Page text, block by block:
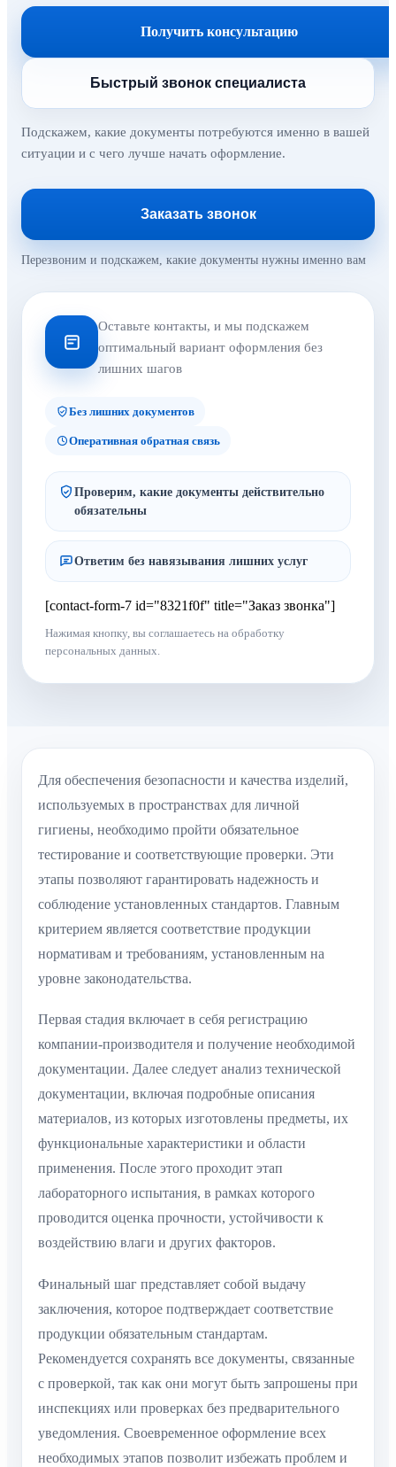
Получить консультацию
Быстрый звонок специалиста
Подскажем, какие документы потребуются именно в вашей
ситуации и с чего лучше начать оформление.
Заказать звонок
Перезвоним и подскажем, какие документы нужны именно вам
Оставьте контакты, и мы подскажем
оптимальный вариант оформления без
лишних шагов
Без лишних документов
Оперативная обратная связь
Проверим, какие документы действительно
обязательны
Ответим без навязывания лишних услуг
[contact-form-7 id="8321f0f" title="Заказ звонка"]
Нажимая кнопку, вы соглашаетесь на обработку
персональных данных.
Для обеспечения безопасности и качества изделий,
используемых в пространствах для личной
гигиены, необходимо пройти обязательное
тестирование и соответствующие проверки. Эти
этапы позволяют гарантировать надежность и
соблюдение установленных стандартов. Главным
критерием является соответствие продукции
нормативам и требованиям, установленным на
уровне законодательства.
Первая стадия включает в себя регистрацию
компании-производителя и получение необходимой
документации. Далее следует анализ технической
документации, включая подробные описания
материалов, из которых изготовлены предметы, их
функциональные характеристики и области
применения. После этого проходит этап
лабораторного испытания, в рамках которого
проводится оценка прочности, устойчивости к
воздействию влаги и других факторов.
Финальный шаг представляет собой выдачу
заключения, которое подтверждает соответствие
продукции обязательным стандартам.
Рекомендуется сохранять все документы, связанные
с проверкой, так как они могут быть запрошены при
инспекциях или проверках без предварительного
уведомления. Своевременное оформление всех
необходимых этапов позволит избежать проблем и